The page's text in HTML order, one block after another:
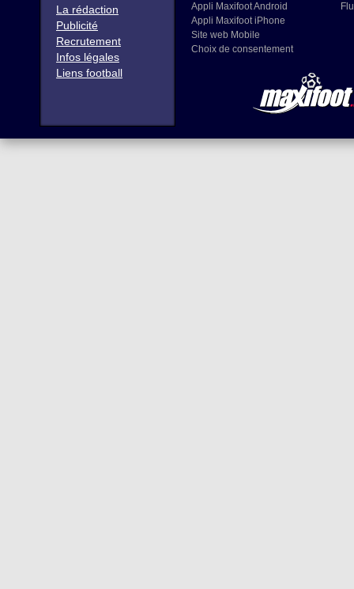
La rédaction
Publicité
Recrutement
Infos légales
Liens football
Appli Maxifoot Android
Appli Maxifoot iPhone
Site web Mobile
Choix de consentement